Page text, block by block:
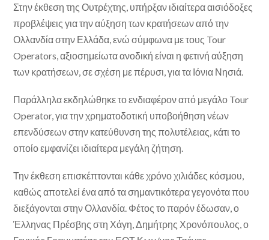
Στην έκθεση της Ουτρέχτης, υπήρξαν ιδιαίτερα αισιόδοξες
προβλέψεις για την αύξηση των κρατήσεων από την
Ολλανδία στην Ελλάδα, ενώ σύμφωνα με τους Tour
Operators, αξιοσημείωτα ανοδική είναι η φετινή αύξηση
των κρατήσεων, σε σχέση με πέρυσι, για τα Ιόνια Νησιά.
Παράλληλα εκδηλώθηκε το ενδιαφέρον από μεγάλο Tour
Operator, για την χρηματοδοτική υποβοήθηση νέων
επενδύσεων στην κατεύθυνση της πολυτέλειας, κάτι το
οποίο εμφανίζει ιδιαίτερα μεγάλη ζήτηση.
Την έκθεση επισκέπτονται κάθε χρόνο χιλιάδες κόσμου,
καθώς αποτελεί ένα από τα σημαντικότερα γεγονότα που
διεξάγονται στην Ολλανδία. Φέτος το παρόν έδωσαν, ο
Έλληνας Πρέσβης στη Χάγη, Δημήτρης Χρονόπουλος, ο